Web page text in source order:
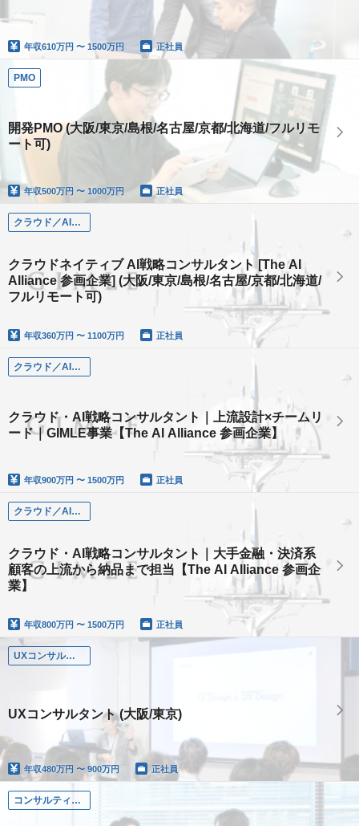
年収610万円 〜 1500万円 正社員
PMO
開発PMO (大阪/東京/島根/名古屋/京都/北海道/フルリモ
ート可)
年収500万円 〜 1000万円 正社員
クラウド／AI戦略コンサルタント
クラウドネイティブ AI戦略コンサルタント [The AI
Alliance 参画企業] (大阪/東京/島根/名古屋/京都/北海道/
フルリモート可)
年収360万円 〜 1100万円 正社員
クラウド／AI戦略コンサルタント
クラウド・AI戦略コンサルタント｜上流設計×チームリ
ード｜GIMLE事業【The AI Alliance 参画企業】
年収900万円 〜 1500万円 正社員
クラウド／AI戦略コンサルタント
クラウド・AI戦略コンサルタント｜大手金融・決済系
顧客の上流から納品まで担当【The AI Alliance 参画企
業】
年収800万円 〜 1500万円 正社員
UXコンサルタント
UXコンサルタント (大阪/東京)
年収480万円 〜 900万円 正社員
コンサルティング営業